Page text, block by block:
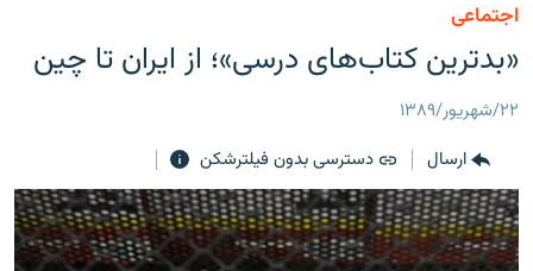
بازگشت
منوی
اصلی
صفحه
جستجو
جهان
رادیو
انتخاب کنید و بشنوید
برنامه‌های رادیویی
فرکانس‌ها
پادکست
چندرسانه‌ای
گزارش‌های تصویری
زنان فردا
اجتماعی
«بدترین کتاب‌های درسی»؛ از ایران تا چین
۲۲/شهریور/۱۳۸۹
ارسال
دسترسی بدون فیلترشکن